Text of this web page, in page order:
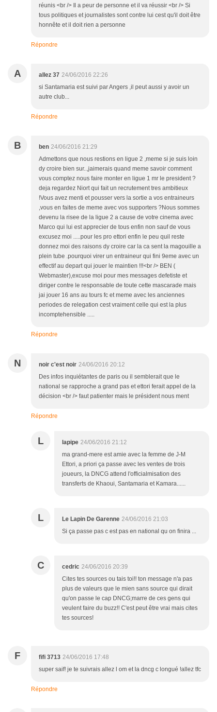
réunis <br /> Il a peur de personne et il va réussir <br /> Si
tous politiques et journalistes sont contre lui cest qu'il doit être
honnête et il doit rien a personne
Répondre
A allez 37 24/06/2016 22:26
si Santamaria est suivi par Angers ,il peut aussi y avoir un
autre club...
Répondre
B ben 24/06/2016 21:29
Admettons que nous restions en ligue 2 ,meme si je suis loin
dy croire bien sur..,jaimerais quand meme savoir comment
vous comptez nous faire monter en ligue 1 mr le president ?
deja regardez Niort qui fait un recrutement tres ambitieux
!Vous avez menti et pousser vers la sortie a vos entraineurs
,vous en faites de meme avec vos supporters ?Nous sommes
devenu la risee de la ligue 2 a cause de votre cinema avec
Marco qui lui est apprecier de tous enfin non sauf de vous
excusez moi .....pour les pro ettori enfin le peu quil reste
donnez moi des raisons dy croire car la ca sent la magouille a
plein tube .pourquoi virer un entraineur qui fini 9eme avec un
effectif au depart qui jouer le maintien !!!<br /> BEN (
Webmaster),excuse moi pour mes messages defetiste et
diriger contre le responsable de toute cette mascarade mais
jai jouer 16 ans au tours fc et meme avec les anciennes
periodes de relegation cest vraiment celle qui est la plus
incomptehensible .....
Répondre
N noir c'est noir 24/06/2016 20:12
Des infos inquiétantes de paris ou il semblerait que le
national se rapproche a grand pas et ettori ferait appel de la
décision <br /> faut patienter mais le président nous ment
Répondre
L lapipe 24/06/2016 21:12
ma grand-mere est amie avec la femme de J-M
Ettori, a priori ça passe avec les ventes de trois
joueurs, la DNCG attend l'officialmisation des
transferts de Khaoui, Santamaria et Kamara......
L Le Lapin De Garenne 24/06/2016 21:03
Si ça passe pas c est pas en national qu on finira ...
C cedric 24/06/2016 20:39
Cites tes sources ou tais toi!! ton message n'a pas
plus de valeurs que le mien sans source qui dirait
qu'on passe le cap DNCG;marre de ces gens qui
veulent faire du buzz!! C'est peut être vrai mais cites
tes sources!
F fifi 3713 24/06/2016 17:48
super saif! je te suivrais allez l om et la dncg c longué !allez tfc
Répondre